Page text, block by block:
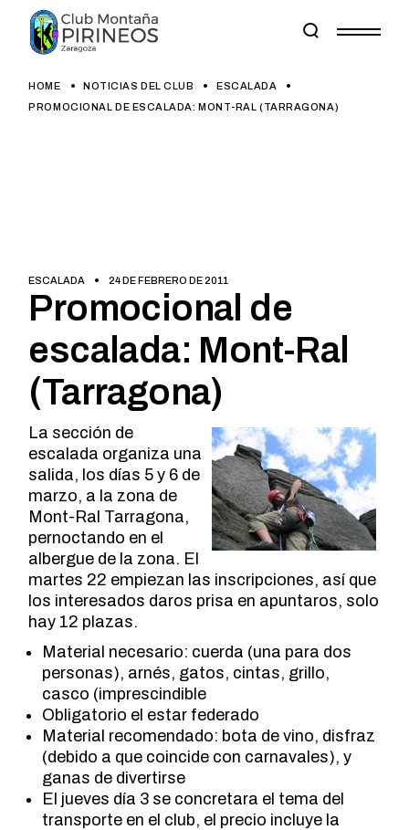
content
HOME NOTICIAS DEL CLUB
ESCALADA
PROMOCIONAL DE ESCALADA: MONT-RAL (TARRAGONA)
ESCALADA 24 DE FEBRERO DE 2011
Promocional de
escalada: Mont-Ral
(Tarragona)
La sección de
escalada organiza una
salida, los días 5 y 6 de
marzo, a la zona de
Mont-Ral Tarragona,
pernoctando en el
albergue de la zona. El
martes 22 empiezan las inscripciones, así que
los interesados daros prisa en apuntaros, solo
hay 12 plazas.
Material necesario: cuerda (una para dos
personas), arnés, gatos, cintas, grillo,
casco (imprescindible
Obligatorio el estar federado
Material recomendado: bota de vino, disfraz
(debido a que coincide con carnavales), y
ganas de divertirse
El jueves día 3 se concretara el tema del
transporte en el club, el precio incluye la